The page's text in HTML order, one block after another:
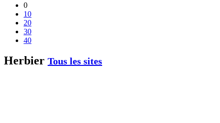
0
10
20
30
40
Herbier Tous les sites